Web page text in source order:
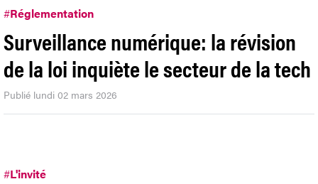
#Réglementation
Surveillance numérique: la révision
de la loi inquiète le secteur de la tech
Publié lundi 02 mars 2026
#L'invité